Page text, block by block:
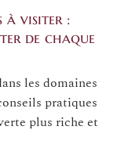
à visiter :
de chaque
les domaines
pratiques
plus riche et